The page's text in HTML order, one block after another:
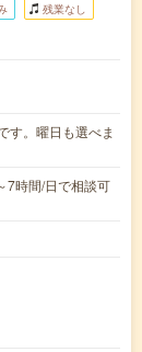
残業なし
。曜日も選べま
時間/日で相談可